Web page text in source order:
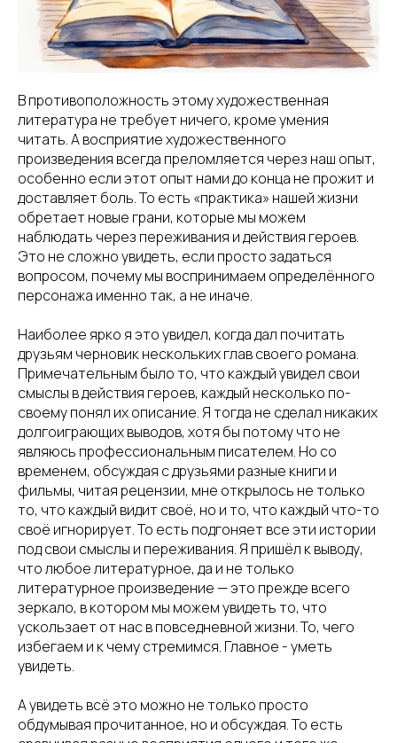
В противоположность этому художественная
литература не требует ничего, кроме умения
читать. А восприятие художественного
произведения всегда преломляется через наш опыт,
особенно если этот опыт нами до конца не прожит и
доставляет боль. То есть «практика» нашей жизни
обретает новые грани, которые мы можем
наблюдать через переживания и действия героев.
Это не сложно увидеть, если просто задаться
вопросом, почему мы воспринимаем определённого
персонажа именно так, а не иначе.
Наиболее ярко я это увидел, когда дал почитать
друзьям черновик нескольких глав своего романа.
Примечательным было то, что каждый увидел свои
смыслы в действия героев, каждый несколько по-
своему понял их описание. Я тогда не сделал никаких
долгоиграющих выводов, хотя бы потому что не
являюсь профессиональным писателем. Но со
временем, обсуждая с друзьями разные книги и
фильмы, читая рецензии, мне открылось не только
то, что каждый видит своё, но и то, что каждый что-то
своё игнорирует. То есть подгоняет все эти истории
под свои смыслы и переживания. Я пришёл к выводу,
что любое литературное, да и не только
литературное произведение — это прежде всего
зеркало, в котором мы можем увидеть то, что
ускользает от нас в повседневной жизни. То, чего
избегаем и к чему стремимся. Главное - уметь
увидеть.
А увидеть всё это можно не только просто
обдумывая прочитанное, но и обсуждая. То есть